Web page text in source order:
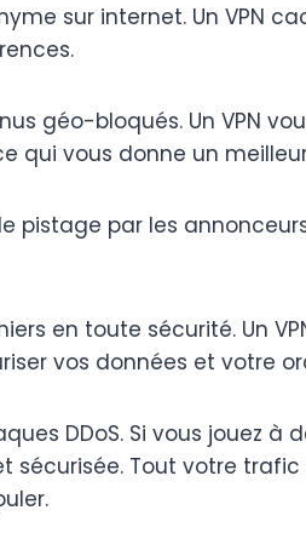
sur internet. Un VPN
bloqués. Un VPN
qui vous donne un
par les annonceurs.
toute sécurité. Un
vos données et votre
DDoS. Si vous jouez à
sécurisée. Tout votre